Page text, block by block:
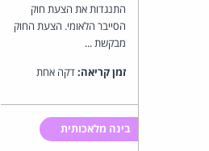
התנגדות את הצעת חוק
הסייבר הלאומי. הצעת החוק
מבקשת ...
זמן קריאה:דקה אחת
בינה מלאכותית